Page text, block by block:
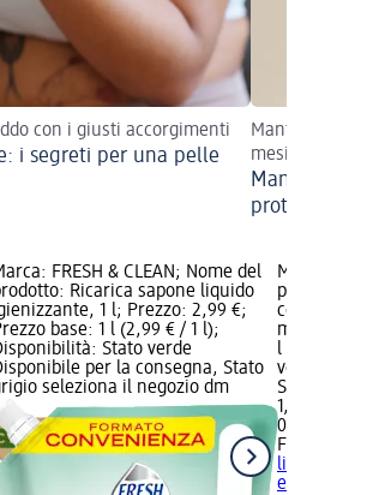
con i giusti accorgimenti
i segreti per una pelle
Mantieni le
mesi più freddi
Mani
proteggerle
FRESH & CLEAN; Nome del
Ricarica sapone liquido
1 l; Prezzo: 2,99 €;
base: 1 l (2,99 € / 1 l);
Stato verde
per la consegna, Stato
seleziona il negozio dm
Marca:
prodotto:
con
ml; Prezzo:
l (3,98 € / 1
verde
Stato
1,99 €
0,5 l (3,98
FELCE
liquido con
e..., 500 ml